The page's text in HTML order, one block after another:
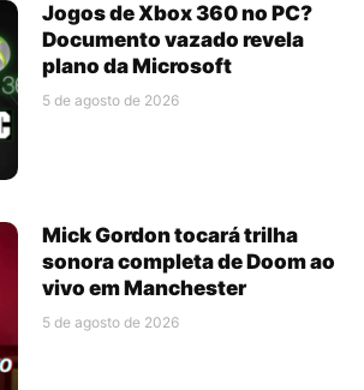
Jogos de Xbox 360 no PC?
Documento vazado revela
plano da Microsoft
5 de agosto de 2026
Mick Gordon tocará trilha
sonora completa de Doom ao
vivo em Manchester
5 de agosto de 2026